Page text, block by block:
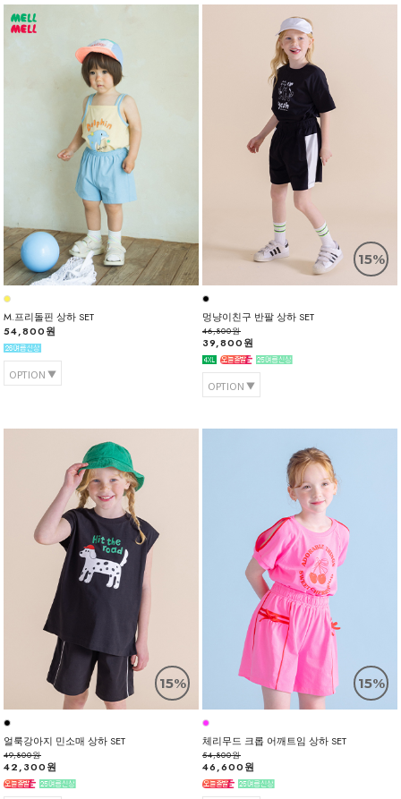
M.프리돌핀 상하 SET
54,800원
OPTION
15%
멍냥이친구 반팔 상하 SET
46,800원
39,800원
OPTION
15%
얼룩강아지 민소매 상하 SET
49,800원
42,300원
15%
체리무드 크롭 어깨트임 상하 SET
54,800원
46,600원